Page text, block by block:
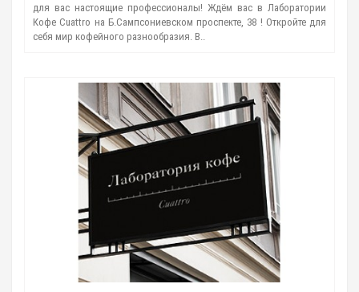
для вас настоящие профессионалы! Ждём вас в Лаборатории
Кофе Cuattro на Б.Сампсониевском проспекте, 38 ! Откройте для
себя мир кофейного разнообразия. В..